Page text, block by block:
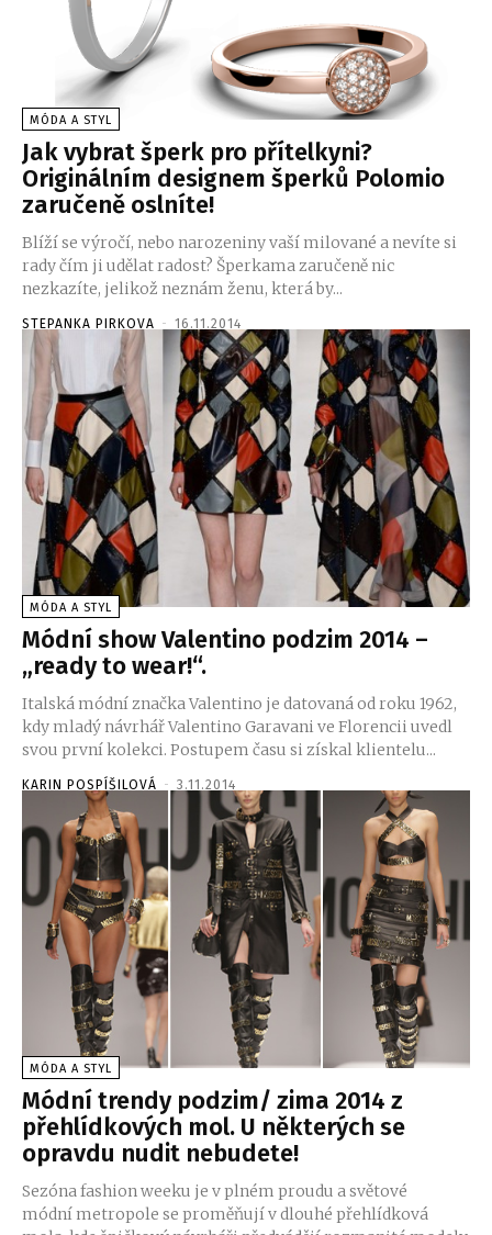
MÓDA A STYL
Jak vybrat šperk pro přítelkyni?
Originálním designem šperků Polomio
zaručeně oslníte!
Blíží se výročí, nebo narozeniny vaší milované a nevíte si
rady čím ji udělat radost? Šperkama zaručeně nic
nezkazíte, jelikož neznám ženu, která by...
STEPANKA PIRKOVA - 16.11.2014
MÓDA A STYL
Módní show Valentino podzim 2014 –
„ready to wear!“.
Italská módní značka Valentino je datovaná od roku 1962,
kdy mladý návrhář Valentino Garavani ve Florencii uvedl
svou první kolekci. Postupem času si získal klientelu...
KARIN POSPÍŠILOVÁ - 3.11.2014
MÓDA A STYL
Módní trendy podzim/ zima 2014 z
přehlídkových mol. U některých se
opravdu nudit nebudete!
Sezóna fashion weeku je v plném proudu a světové
módní metropole se proměňují v dlouhé přehlídková